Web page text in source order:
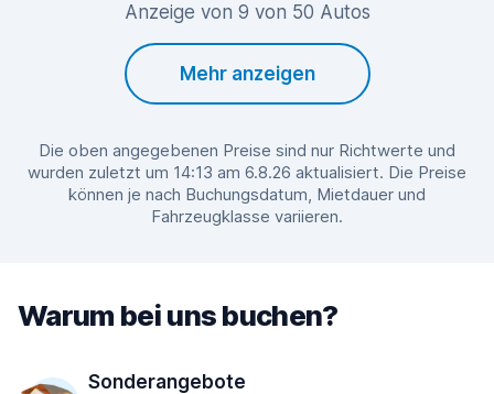
Anzeige von 9 von 50 Autos
Mehr anzeigen
Die oben angegebenen Preise sind nur Richtwerte und
wurden zuletzt um 14:13 am 6.8.26 aktualisiert. Die Preise
können je nach Buchungsdatum, Mietdauer und
Fahrzeugklasse variieren.
Warum bei uns buchen?
Sonderangebote